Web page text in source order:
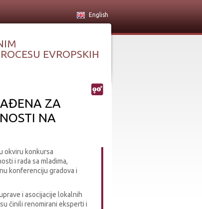
English
EVROPSKIH
ZA
NA
okviru konkursa
i rada sa mladima,
konferenciju gradova i
i asocijacije lokalnih
činili renomirani eksperti i